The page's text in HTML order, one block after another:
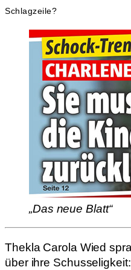
Schlagzeile?
„Das neue Blatt“
Thekla Carola Wied
über ihre